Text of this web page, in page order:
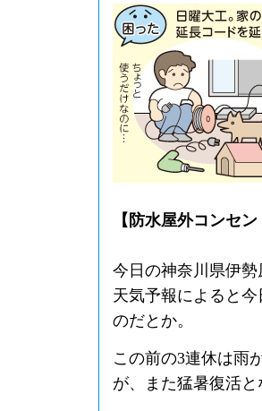
【防水屋外コンセン
今日の神奈川県伊
天気予報によると
のだとか。
この前の3連休は雨
が、また猛暑復活